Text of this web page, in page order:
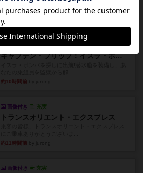
1~2人に限定された、エンジンビルド系のシステ
ム選んだ企業ボードに街で...
約7時間前
画像付き 充実
キャプテン・フリップ：イスラ・ボンバ
約10時間前
画像付き 充実
トランスオリエント・エクスプレス
約11時間前
画像付き 充実